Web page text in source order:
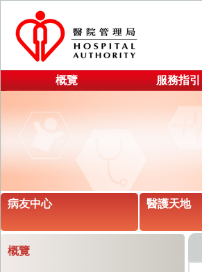
概覽 服務指引
病友中心 醫護天地
概覽